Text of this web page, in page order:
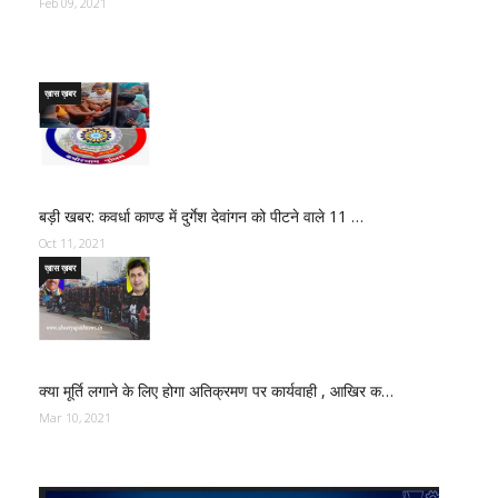
बड़ी खबर: कवर्धा काण्ड में दुर्गेश देवांगन को पीटने वाले 11 …
ख़ास ख़बर
Oct 11, 2021
क्या मूर्ति लगाने के लिए होगा अतिक्रमण पर कार्यवाही , आखिर क…
ख़ास ख़बर
Mar 10, 2021